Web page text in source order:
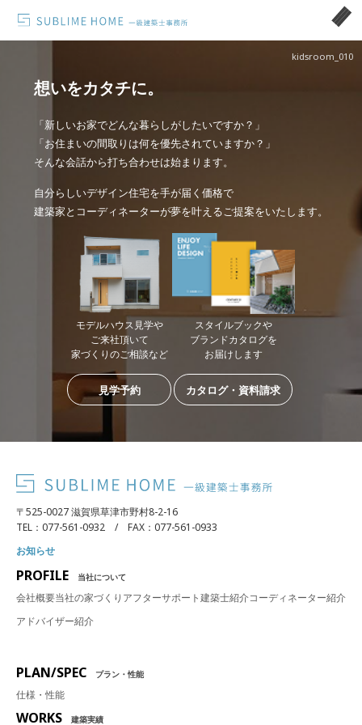
kidsroom_010
想いをカタチに。
「新しいお家でどんな暮らしがしたいですか？」
「お住まいの間取りは何を優先されていますか？」
そんな会話から打ち合わせは始まります。
自分らしいデザイン住宅を手が届く価格で
建築家とコーディネーターが夢を叶えるご提案をいたします。
モデルハウス見学や
ご来社頂いて
家づくりのご相談など
見学予約
スタイルブックや
ブランドカタログを
お届けします
カタログ・資料請求
〒525-0027 滋賀県草津市野村8-2-16
TEL：077-561-0932 / FAX：077-561-0933
お知らせ
PROFILE 当社について
会社概要当社の家づくり アフターサポート建築士紹介コーディネーター紹介
アドバイザー紹介
PLAN/SPEC プラン・性能
仕様・性能
WORKS 建築実績